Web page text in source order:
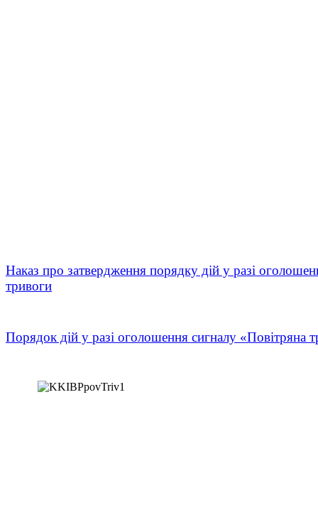
Наказ про затвердження порядку дій у разі
тривоги
Порядок дій у разі оголошення сигналу «Повітряна